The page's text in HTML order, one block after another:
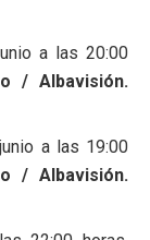
a las 20:00
/ Albavisión.
a las 19:00
/ Albavisión.